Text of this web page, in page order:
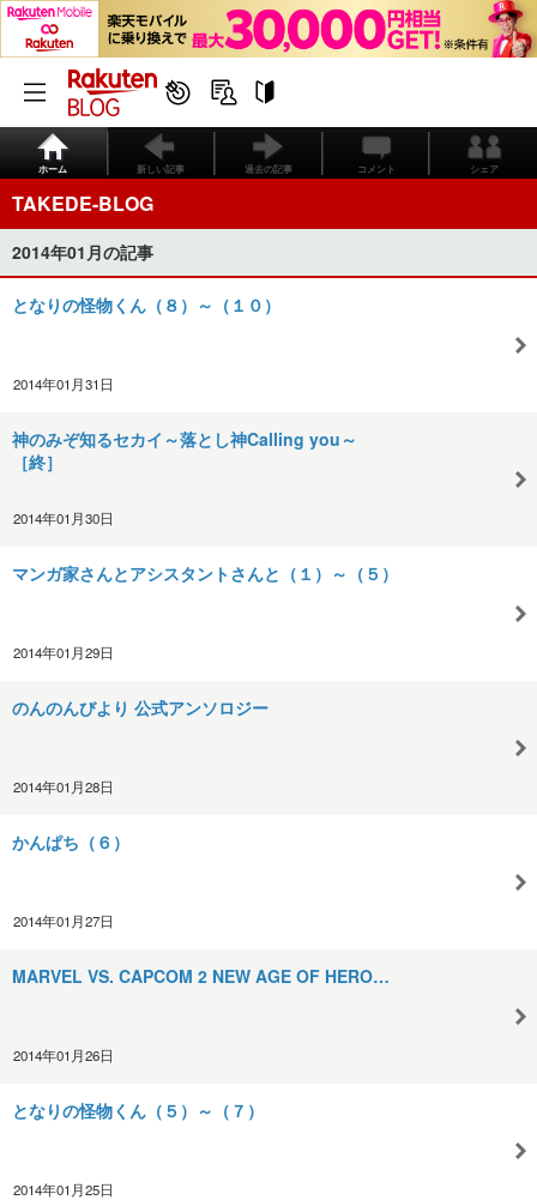
ホーム 新しい記事 過去の記事 コメント シェア
TAKEDE-BLOG
2014年01月の記事
となりの怪物くん（８）～（１０）
2014年01月31日
神のみぞ知るセカイ～落とし神Calling you～
［終］
2014年01月30日
マンガ家さんとアシスタントさんと（１）～（５）
2014年01月29日
のんのんびより 公式アンソロジー
2014年01月28日
かんぱち（６）
2014年01月27日
MARVEL VS. CAPCOM 2 NEW AGE OF HERO…
2014年01月26日
となりの怪物くん（５）～（７）
2014年01月25日